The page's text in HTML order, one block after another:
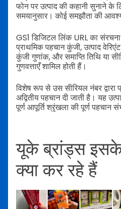
फोन पर उत्पाद की कहानी सुनाने के
समयानुसार। कोई समझौता की
GS1 डिजिटल लिंक URL का
प्राथमिक पहचान कुंजी, उत्पाद
कुंजी गुणांक, और समाप्ति तिथि या
गुणवत्ताएँ शामिल होती हैं।
विशेष रूप से उस सीरियल नंबर
अद्वितीय पहचान दी जाती है। यह
पूर्ण आपूर्ति श्रृंखला की पूर्ण पहचान
यूके ब्रांड्स
क्या कर रहे हैं